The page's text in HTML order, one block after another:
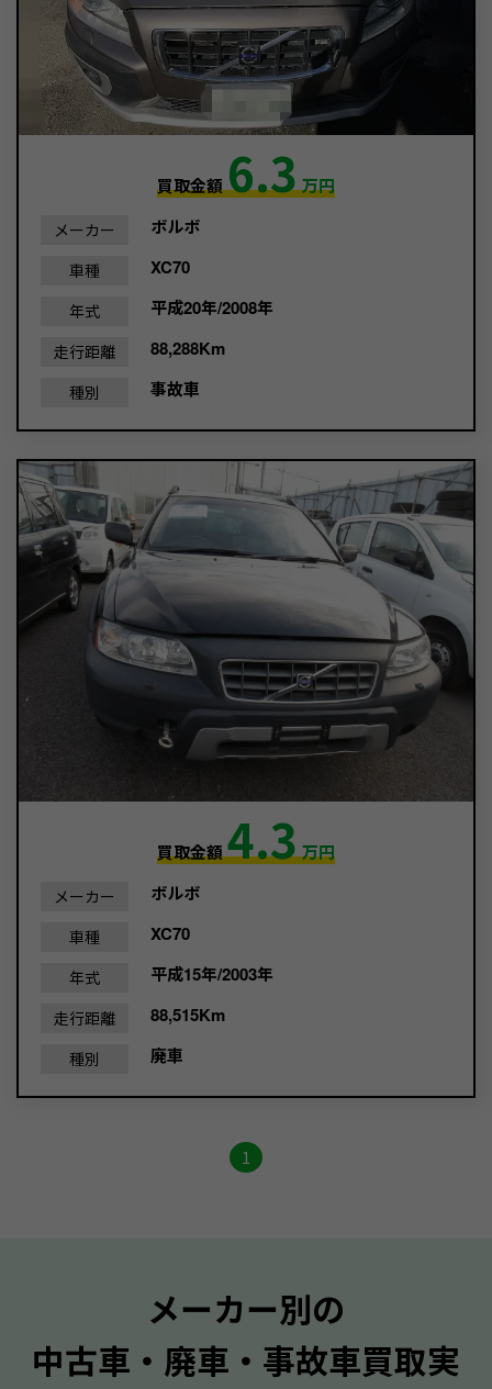
買取金額6.3万円
メーカー ボルボ
車種 XC70
年式 平成20年/2008年
走行距離 88,288Km
種別 事故車
買取金額4.3万円
メーカー ボルボ
車種 XC70
年式 平成15年/2003年
走行距離 88,515Km
種別 廃車
1
メーカー別の
中古車・廃車・事故車買取実